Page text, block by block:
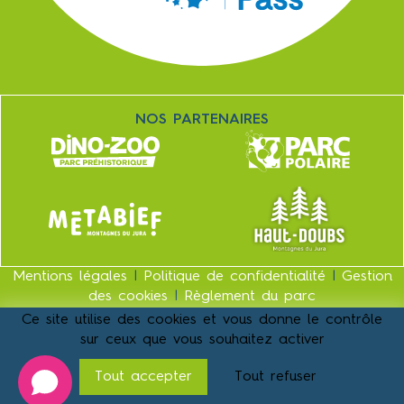
NOS PARTENAIRES
Mentions légales | Politique de confidentialité | Gestion
des cookies|Règlement du parc
UNE RÉALISATION
Ce site utilise des cookies et vous donne le contrôle
sur ceux que vous souhaitez activer
Tout accepter
Tout refuser